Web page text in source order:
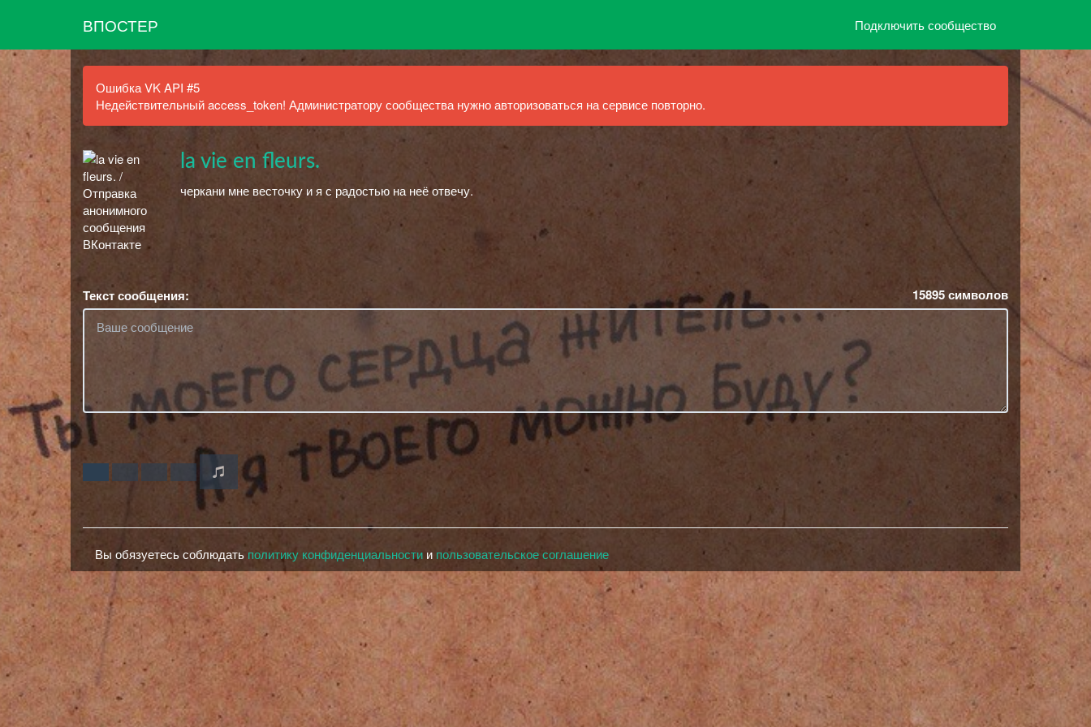
ВПОСТЕР Подключить сообщество
Ошибка VK API #5
Недействительный access_token! Администратору сообщества нужно авторизоваться на сервисе повторно.
la vie en fleurs.
черкани мне весточку и я с радостью на неё отвечу.
Текст сообщения: 15895символов
Вы обязуетесь соблюдать политику конфиденциальности и пользовательское соглашение